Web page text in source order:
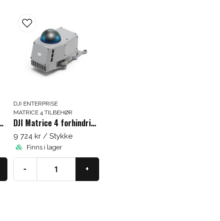
propeller
DJI ENTERPRISE
MATRICE 4 TILBEHØR
DJI Matrice 4 forhindringssensormodul
9 724 kr / Stykke
Finns i lager
- +
få en rabattkod på ditt nästa köp.
emailE-mail-adresse